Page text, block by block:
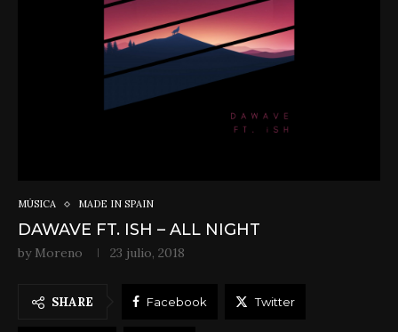
MÚSICA MADE IN SPAIN
DAWAVE FT. ISH – ALL NIGHT
by Moreno 23 julio, 2018
SHARE Facebook Twitter